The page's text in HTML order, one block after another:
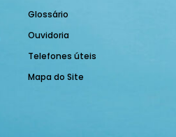
Glossário
Ouvidoria
Telefones úteis
Mapa do Site